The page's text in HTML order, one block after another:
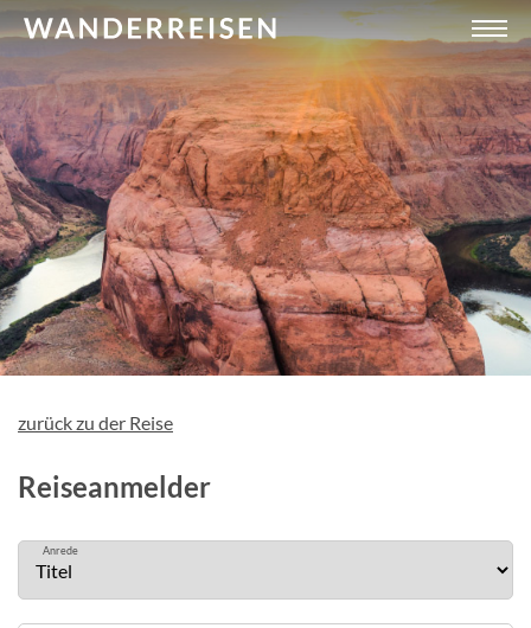
zurück zu der Reise
Reiseanmelder
Anrede